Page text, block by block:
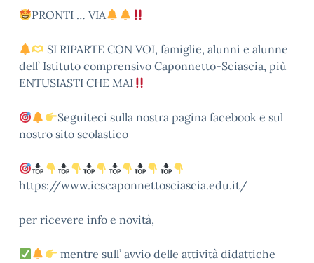
PRONTI … VIA
SI RIPARTE CON VOI, famiglie, alunni e alunne
dell’ Istituto comprensivo Caponnetto-Sciascia, più
ENTUSIASTI CHE MAI
Seguiteci sulla nostra pagina facebook e sul
nostro sito scolastico
https://www.icscaponnettosciascia.edu.it/
per ricevere info e novità,
mentre sull’ avvio delle attività didattiche